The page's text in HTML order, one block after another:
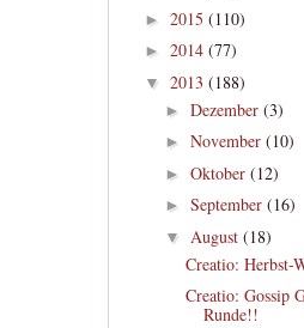
► 2015 (110)
► 2014 (77)
▼ 2013 (188)
► Dezember (3)
► November (10)
► Oktober (12)
► September (16)
▼ August (18)
Creatio: Herbst-
Creatio: Gossip
Runde!!